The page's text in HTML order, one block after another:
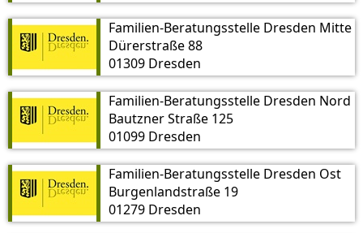
Familien-Beratungsstelle Dresden Mitte
Dürerstraße 88
01309 Dresden
Familien-Beratungsstelle Dresden Nord
Bautzner Straße 125
01099 Dresden
Familien-Beratungsstelle Dresden Ost
Burgenlandstraße 19
01279 Dresden